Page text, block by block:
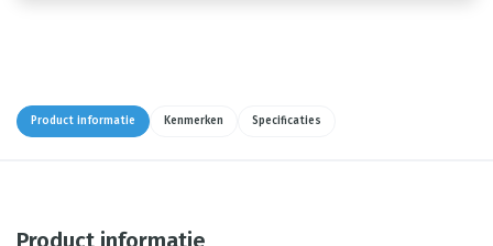
Product informatie Kenmerken Specificaties
Product informatie